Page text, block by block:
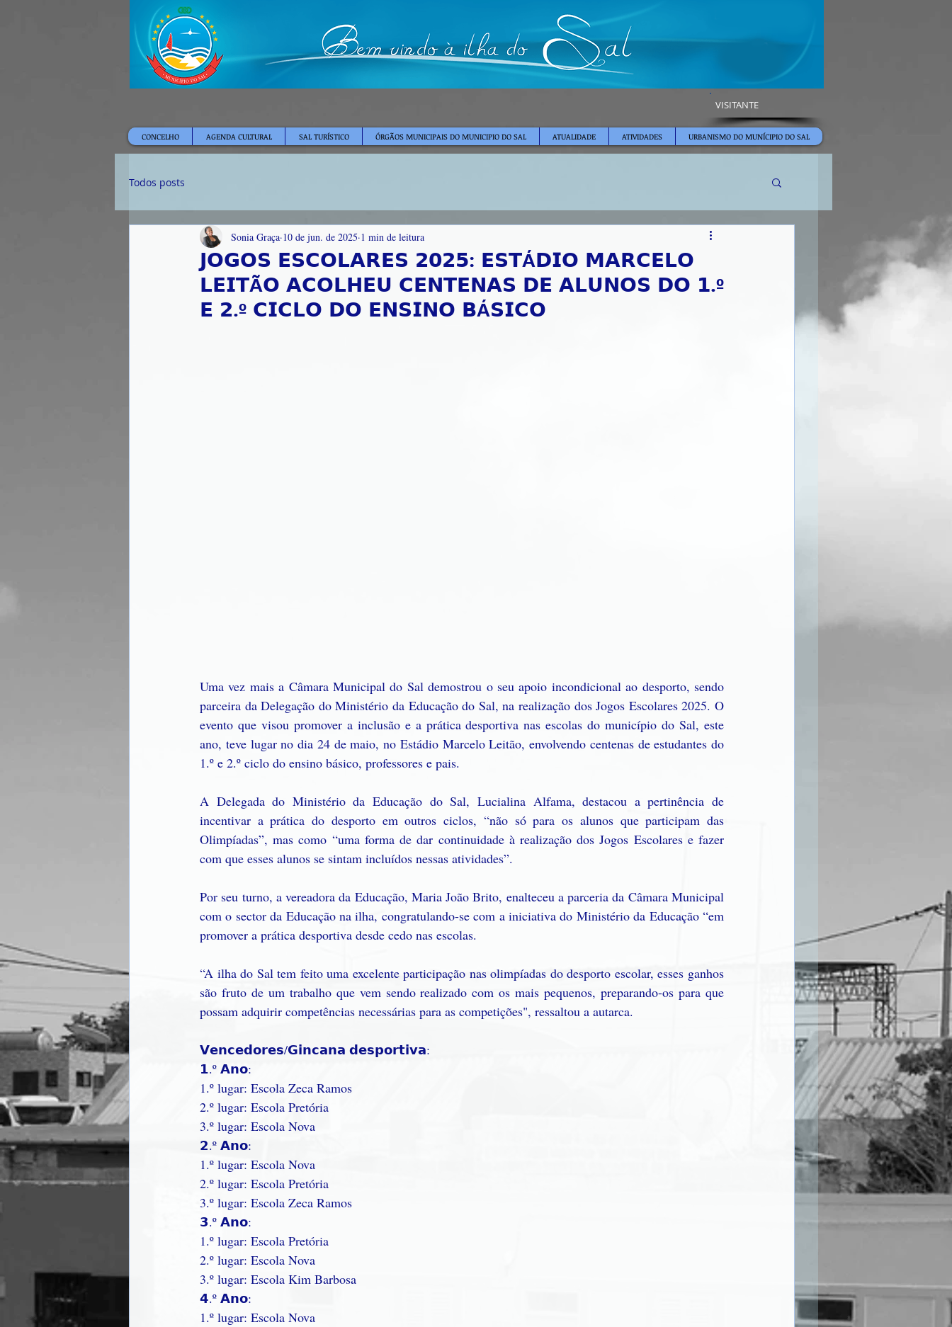
VISITANTE
CONCELHO AGENDA CULTURAL SAL TURÍSTICO ÓRGÃOS MUNICIPAIS DO MUNICIPIO DO SAL ATUALIDADE ATIVIDADES URBANISMO DO MUNÍCIPIO DO SAL
Todos posts
𝗝𝗢𝗚𝗢𝗦 𝗘𝗦𝗖𝗢𝗟𝗔𝗥𝗘𝗦 𝟮𝟬𝟮𝟱: 𝗘𝗦𝗧Á𝗗𝗜𝗢 𝗠𝗔𝗥𝗖𝗘𝗟𝗢
𝗟𝗘𝗜𝗧Ã𝗢 𝗔𝗖𝗢𝗟𝗛𝗘𝗨 𝗖𝗘𝗡𝗧𝗘𝗡𝗔𝗦 𝗗𝗘 𝗔𝗟𝗨𝗡𝗢𝗦 𝗗𝗢 𝟭.º
𝗘 𝟮.º 𝗖𝗜𝗖𝗟𝗢 𝗗𝗢 𝗘𝗡𝗦𝗜𝗡𝗢 𝗕Á𝗦𝗜𝗖𝗢
Sonia Graça 10 de jun. de 2025 1 min de leitura
Uma vez mais a Câmara Municipal do Sal demostrou o seu apoio incondicional ao desporto, sendo
parceira da Delegação do Ministério da Educação do Sal, na realização dos Jogos Escolares 2025. O
evento que visou promover a inclusão e a prática desportiva nas escolas do município do Sal, este
ano, teve lugar no dia 24 de maio, no Estádio Marcelo Leitão, envolvendo centenas de estudantes do
1.º e 2.º ciclo do ensino básico, professores e pais.
A Delegada do Ministério da Educação do Sal, Lucialina Alfama, destacou a pertinência de
incentivar a prática do desporto em outros ciclos, “não só para os alunos que participam das
Olimpíadas”, mas como “uma forma de dar continuidade à realização dos Jogos Escolares e fazer
com que esses alunos se sintam incluídos nessas atividades”.
Por seu turno, a vereadora da Educação, Maria João Brito, enalteceu a parceria da Câmara Municipal
com o sector da Educação na ilha, congratulando-se com a iniciativa do Ministério da Educação “em
promover a prática desportiva desde cedo nas escolas.
“A ilha do Sal tem feito uma excelente participação nas olimpíadas do desporto escolar, esses ganhos
são fruto de um trabalho que vem sendo realizado com os mais pequenos, preparando-os para que
possam adquirir competências necessárias para as competições", ressaltou a autarca.
𝗩𝗲𝗻𝗰𝗲𝗱𝗼𝗿𝗲𝘀/𝗚𝗶𝗻𝗰𝗮𝗻𝗮 𝗱𝗲𝘀𝗽𝗼𝗿𝘁𝗶𝘃𝗮:
𝟭.º 𝗔𝗻𝗼:
1.º lugar: Escola Zeca Ramos
2.º lugar: Escola Pretória
3.º lugar: Escola Nova
𝟮.º 𝗔𝗻𝗼:
1.º lugar: Escola Nova
2.º lugar: Escola Pretória
3.º lugar: Escola Zeca Ramos
𝟯.º 𝗔𝗻𝗼:
1.º lugar: Escola Pretória
2.º lugar: Escola Nova
3.º lugar: Escola Kim Barbosa
𝟰.º 𝗔𝗻𝗼:
1.º lugar: Escola Nova